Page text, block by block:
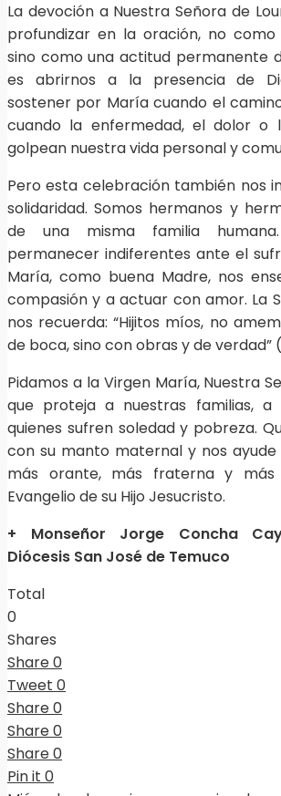
La devoción a Nuestra Señora de
profundizar en la oración, no
sino como una actitud permanente
es abrirnos a la presencia de
sostener por María cuando el
cuando la enfermedad, el dolor o
golpean nuestra vida personal y
Pero esta celebración también nos
solidaridad. Somos hermanos y
de una misma familia
permanecer indiferentes ante el
María, como buena Madre, nos
compasión y a actuar con amor. La
nos recuerda: “Hijitos míos, no
de boca, sino con obras y de verdad”
Pidamos a la Virgen María, Nuestra
que proteja a nuestras familias, a
quienes sufren soledad y pobreza.
con su manto maternal y nos ayude
más orante, más fraterna y más
Evangelio de su Hijo Jesucristo.
+ Monseñor Jorge Concha
Diócesis San José de Temuco
Total
0
Shares
Share0
Tweet 0
Share0
Share0
Share0
Pin it 0